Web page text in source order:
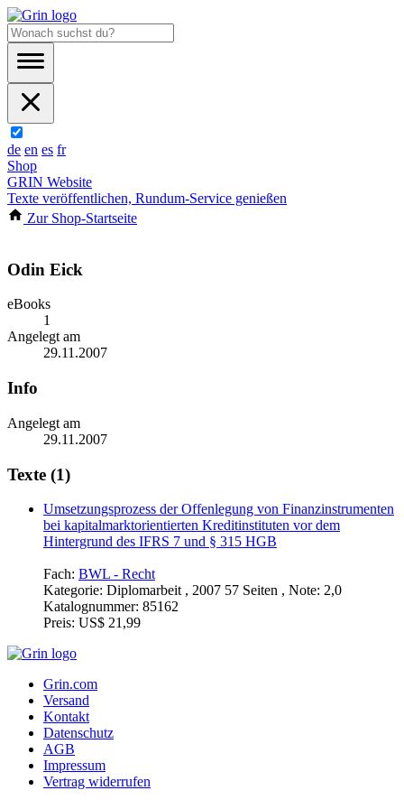
de en es fr
Shop
GRIN Website
Texte veröffentlichen, Rundum-Service genießen
Zur Shop-Startseite
Odin Eick
eBooks
1
Angelegt am
29.11.2007
Info
Angelegt am
29.11.2007
Texte (1)
Umsetzungsprozess der Offenlegung von Finanzinstrumenten
bei kapitalmarktorientierten Kreditinstituten vor dem
Hintergrund des IFRS 7 und § 315 HGB
Fach: BWL - Recht
Kategorie: Diplomarbeit , 2007 57 Seiten , Note: 2,0
Katalognummer: 85162
Preis: US$ 21,99
Grin.com
Versand
Kontakt
Datenschutz
AGB
Impressum
Vertrag widerrufen